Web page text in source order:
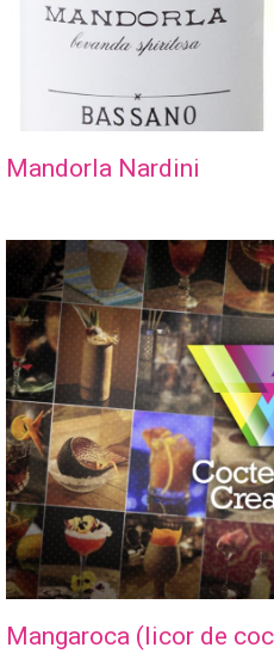
Mandorla Nardini
Mangaroca (licor de